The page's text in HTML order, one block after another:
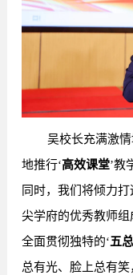
吴校长充满激
地推行‘高效课堂’教
同时，我们将倾力
尖学府的优秀教师
全面贯彻独特的‘五总
总有光、脸上总有